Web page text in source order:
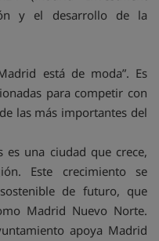
y el desarrollo de la
está de moda”. Es
para competir con
las más importantes del
es una ciudad que crece,
Este crecimiento se
de futuro, que
Madrid Nuevo Norte.
apoya Madrid